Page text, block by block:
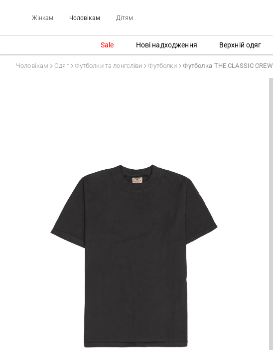
Жінкам Чоловікам Дітям
Sale Нові надходження Верхній одяг
Чоловікам Одяг Футболки та лонгсліви Футболки Футболка THE CLASSIC CREW